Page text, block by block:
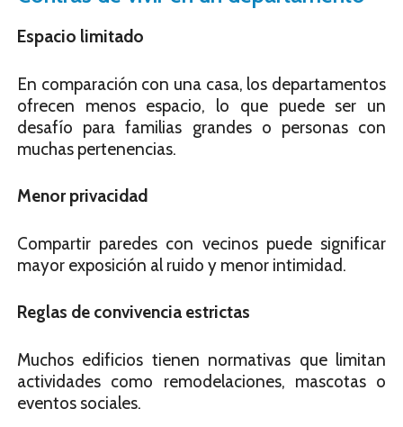
Espacio limitado
En comparación con una casa, los departamentos
ofrecen menos espacio, lo que puede ser un
desafío para familias grandes o personas con
muchas pertenencias.
Menor privacidad
Compartir paredes con vecinos puede significar
mayor exposición al ruido y menor intimidad.
Reglas de convivencia estrictas
Muchos edificios tienen normativas que limitan
actividades como remodelaciones, mascotas o
eventos sociales.